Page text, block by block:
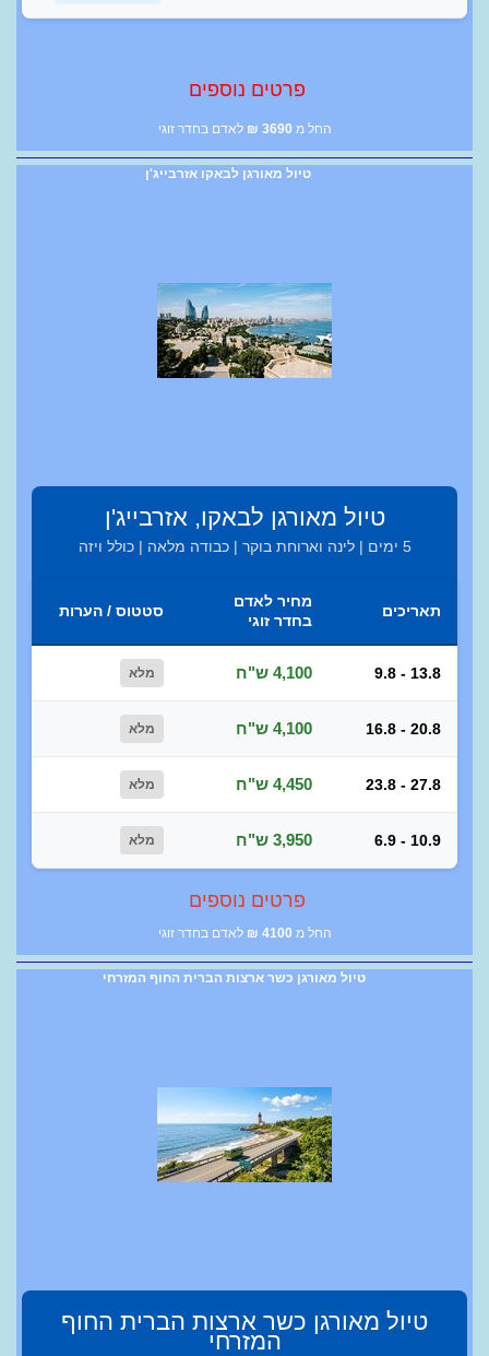
פרטים נוספים
החל מ 3690
₪ לאדם בחדר זוגי
טיול מאורגן לבאקו אזרבייג'ן
טיול מאורגן לבאקו, אזרבייג'ן
5 ימים | לינה וארוחת בוקר | כבודה מלאה | כולל ויזה
תאריכים
מחיר לאדם
בחדר זוגי
סטטוס / הערות
9.8 - 13.8 4,100 ש"ח מלא
16.8 - 20.8 4,100 ש"ח מלא
23.8 - 27.8 4,450 ש"ח מלא
6.9 - 10.9 3,950 ש"ח מלא
פרטים נוספים
החל מ 4100
₪ לאדם בחדר זוגי
טיול מאורגן כשר ארצות הברית החוף המזרחי
טיול מאורגן כשר ארצות הברית החוף
המזרחי